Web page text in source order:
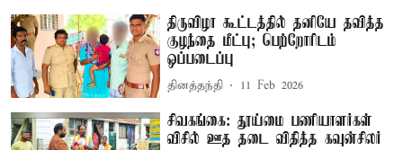
திருவிழா கூட்டத்தில் தனியே தவித்த
குழந்தை மீட்பு; பெற்றோரிடம்
ஒப்படைப்பு
தினத்தந்தி 11 Feb 2026
சிவகங்கை: தூய்மை பணியாளர்கள்
விசில் ஊத தடை விதித்த கவுன்சிலர்